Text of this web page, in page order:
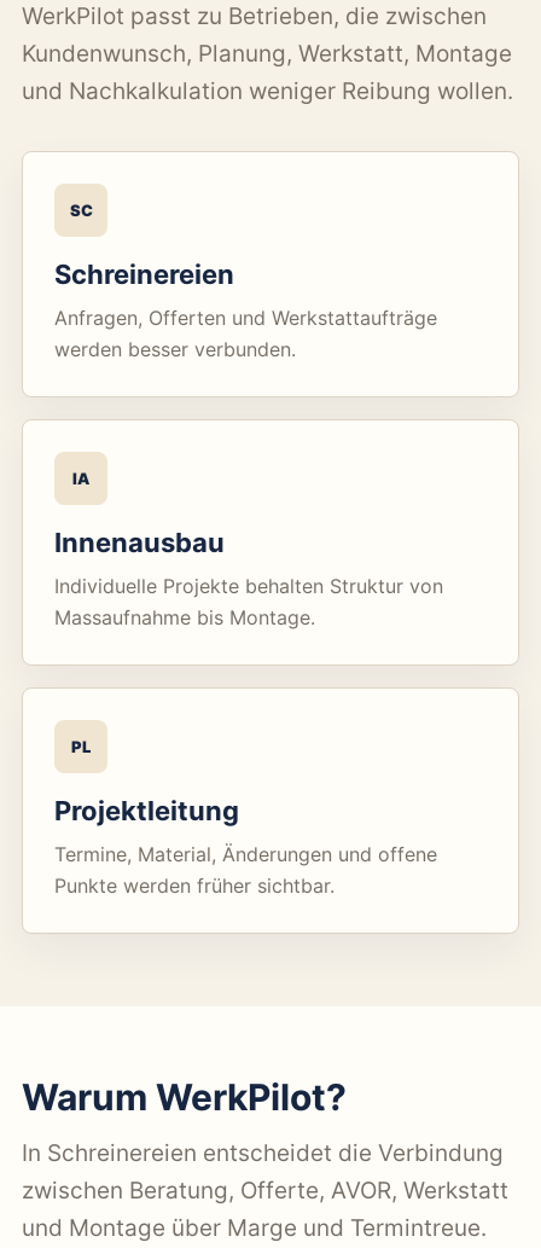
WerkPilot passt zu Betrieben, die zwischen
Kundenwunsch, Planung, Werkstatt, Montage
und Nachkalkulation weniger Reibung wollen.
SC
Schreinereien
Anfragen, Offerten und Werkstattaufträge
werden besser verbunden.
IA
Innenausbau
Individuelle Projekte behalten Struktur von
Massaufnahme bis Montage.
PL
Projektleitung
Termine, Material, Änderungen und offene
Punkte werden früher sichtbar.
Warum WerkPilot?
In Schreinereien entscheidet die Verbindung
zwischen Beratung, Offerte, AVOR, Werkstatt
und Montage über Marge und Termintreue.